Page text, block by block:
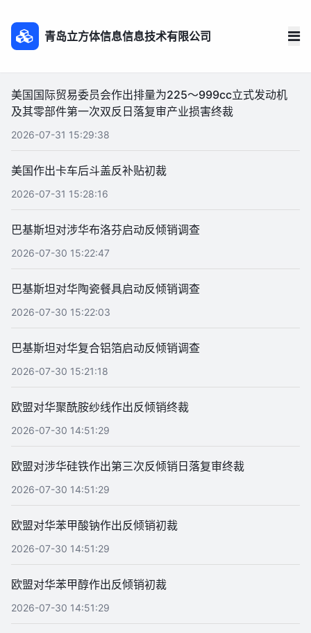
青岛立方体信息信息技术有限公司
美国国际贸易委员会作出排量为225～999cc立式发动机
及其零部件第一次双反日落复审产业损害终裁
2026-07-31 15:29:38
美国作出卡车后斗盖反补贴初裁
2026-07-31 15:28:16
巴基斯坦对涉华布洛芬启动反倾销调查
2026-07-30 15:22:47
巴基斯坦对华陶瓷餐具启动反倾销调查
2026-07-30 15:22:03
巴基斯坦对华复合铝箔启动反倾销调查
2026-07-30 15:21:18
欧盟对华聚酰胺纱线作出反倾销终裁
2026-07-30 14:51:29
欧盟对涉华硅铁作出第三次反倾销日落复审终裁
2026-07-30 14:51:29
欧盟对华苯甲酸钠作出反倾销初裁
2026-07-30 14:51:29
欧盟对华苯甲醇作出反倾销初裁
2026-07-30 14:51:29